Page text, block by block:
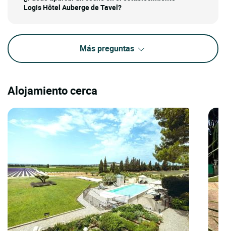
Logis Hôtel Auberge de Tavel?
Más preguntas
Alojamiento cerca